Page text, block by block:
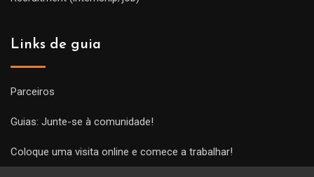
Links de guia
Parceiros
Guias: Junte-se à comunidade!
Coloque uma visita online e comece a trabalhar!